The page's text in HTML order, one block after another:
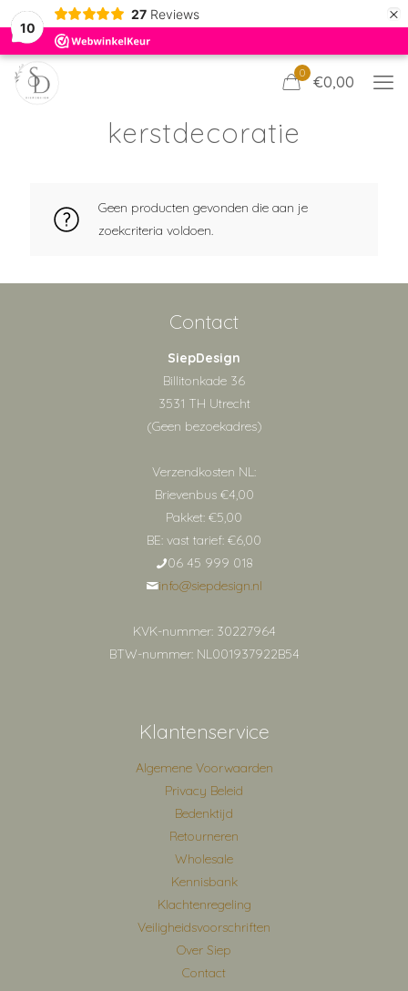
10
27 Reviews ×
0 €0,00
kerstdecoratie
Geen producten gevonden die aan je
zoekcriteria voldoen.
Contact
SiepDesign
Billitonkade 36
3531 TH Utrecht
(Geen bezoekadres)
Verzendkosten NL:
Brievenbus €4,00
Pakket: €5,00
BE: vast tarief: €6,00
06 45 999 018
info@siepdesign.nl
KVK-nummer: 30227964
BTW-nummer: NL001937922B54
Klantenservice
Algemene Voorwaarden
Privacy Beleid
Bedenktijd
Retourneren
Wholesale
Kennisbank
Klachtenregeling
Veiligheidsvoorschriften
Over Siep
Contact